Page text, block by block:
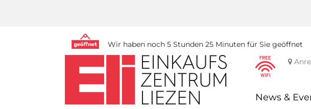
Wir haben noch 5 Stunden 25 Minuten für Sie geöffnet
News &